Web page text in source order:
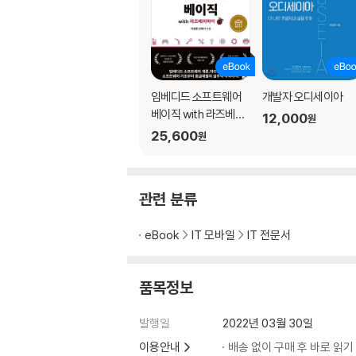
창조력 코드
___창조의 세 가지 경로: 탐색, 융합, 변혁
___우리가 가야 할 창조의 길
소프트웨어 에디톨로지(Software
___바퀴의 재발명
___원류를 이해하는 힘이 또 다른 원류를 만든
[사잇글] 앨런 튜링과 튜링 기계 이야기
___무엇을 먼저 해야 하는가
___최고선은 무엇인가: 니코마코스 윤리학
서브젝트(Subject)
___내가 해야 해 증후군
___르네상스 시대의 공방분업
___레버리지 전략
임베디드 소프트웨어
베이직 with 라즈베리
파이
25,600원
개발자 오디세이아
12,000원
관련 분류
eBook IT 모바일 IT 전문서
품목정보
발행일
2022년 03월 30일
이용안내
배송 없이 구매 후 바로 읽기